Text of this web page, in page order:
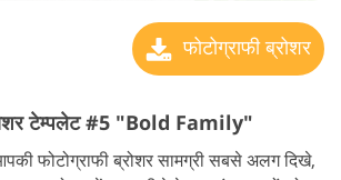
फोटोग्राफी ब्रोशर
टेम्पलेट #5 "Bold Family"
फोटोग्राफी ब्रोशर सामग्री सबसे अलग दिखे,